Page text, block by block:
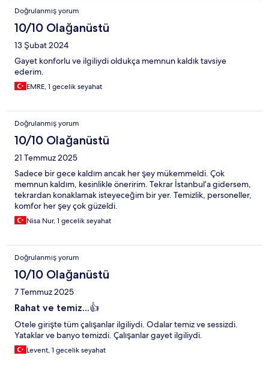
Doğrulanmış yorum
10/10 Olağanüstü
13 Şubat 2024
Gayet konforlu ve ilgiliydi oldukça memnun kaldık tavsiye
ederim.
EMRE, 1 gecelik seyahat
Doğrulanmış yorum
10/10 Olağanüstü
21 Temmuz 2025
Sadece bir gece kaldım ancak her şey mükemmeldi. Çok
memnun kaldım, kesinlikle öneririm. Tekrar İstanbul’a gidersem,
tekrardan konaklamak isteyeceğim bir yer. Temizlik, personeller,
komfor her şey çok güzeldi.
Nisa Nur, 1 gecelik seyahat
Doğrulanmış yorum
10/10 Olağanüstü
7 Temmuz 2025
Rahat ve temiz...👍
Otele girişte tüm çalışanlar ilgiliydi. Odalar temiz ve sessizdi.
Yataklar ve banyo temizdi. Çalışanlar gayet ilgiliydi.
Levent, 1 gecelik seyahat